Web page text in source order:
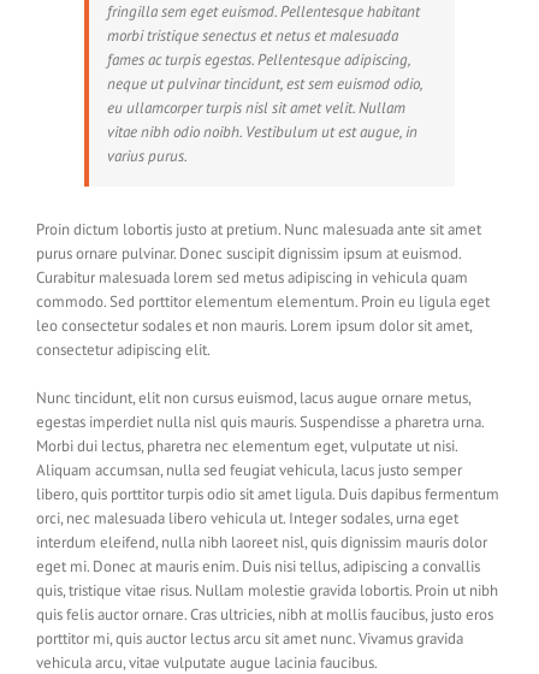
fringilla sem eget euismod. Pellentesque habitant
morbi tristique senectus et netus et malesuada
fames ac turpis egestas. Pellentesque adipiscing,
neque ut pulvinar tincidunt, est sem euismod odio,
eu ullamcorper turpis nisl sit amet velit. Nullam
vitae nibh odio noibh. Vestibulum ut est augue, in
varius purus.
Proin dictum lobortis justo at pretium. Nunc malesuada ante sit amet
purus ornare pulvinar. Donec suscipit dignissim ipsum at euismod.
Curabitur malesuada lorem sed metus adipiscing in vehicula quam
commodo. Sed porttitor elementum elementum. Proin eu ligula eget
leo consectetur sodales et non mauris. Lorem ipsum dolor sit amet,
consectetur adipiscing elit.
Nunc tincidunt, elit non cursus euismod, lacus augue ornare metus,
egestas imperdiet nulla nisl quis mauris. Suspendisse a pharetra urna.
Morbi dui lectus, pharetra nec elementum eget, vulputate ut nisi.
Aliquam accumsan, nulla sed feugiat vehicula, lacus justo semper
libero, quis porttitor turpis odio sit amet ligula. Duis dapibus fermentum
orci, nec malesuada libero vehicula ut. Integer sodales, urna eget
interdum eleifend, nulla nibh laoreet nisl, quis dignissim mauris dolor
eget mi. Donec at mauris enim. Duis nisi tellus, adipiscing a convallis
quis, tristique vitae risus. Nullam molestie gravida lobortis. Proin ut nibh
quis felis auctor ornare. Cras ultricies, nibh at mollis faucibus, justo eros
porttitor mi, quis auctor lectus arcu sit amet nunc. Vivamus gravida
vehicula arcu, vitae vulputate augue lacinia faucibus.